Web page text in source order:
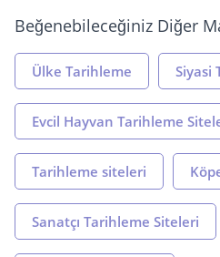
Beğenebileceğiniz Diğer
Ülke Tarihleme Siyasi
Evcil Hayvan Tarihleme
Tarihleme siteleri
Sanatçı Tarihleme Siteleri